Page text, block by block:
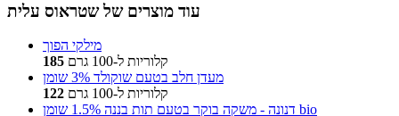
עוד מוצרים של שטראוס עלית
מילקי הפוך
185
קלוריות ל-100 גרם
מעדן חלב בטעם שוקולד 3% שומן
122
קלוריות ל-100 גרם
דנונה - משקה בוקר בטעם תות בננה 1.5% שומן bio